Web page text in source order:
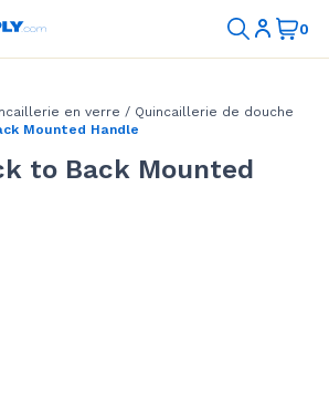
en verre / Quincaillerie de douche
Mounted Handle
to Back Mounted